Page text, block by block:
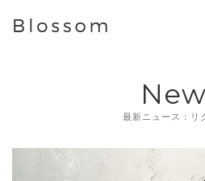
最新ニュース：リ